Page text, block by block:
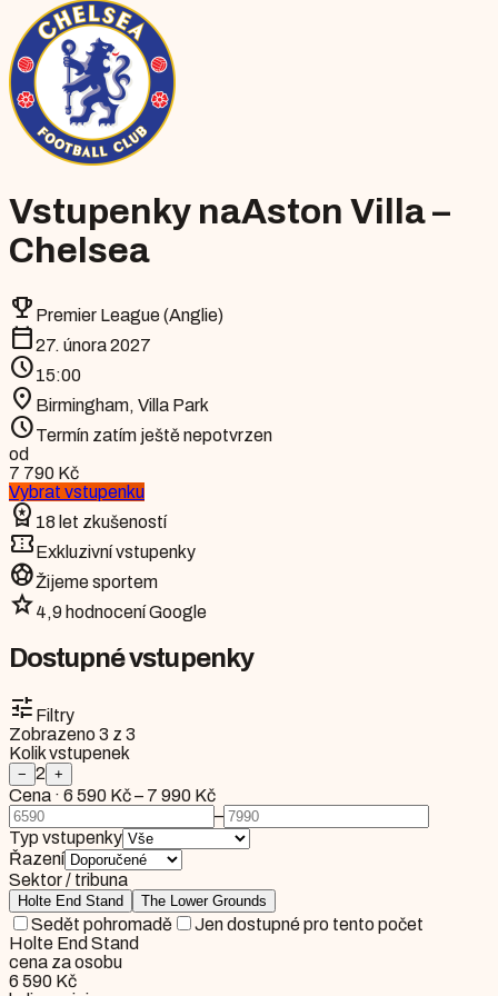
Vstupenky naAston Villa –
Chelsea
emoji_events Premier League (Anglie)
calendar_today27. února 2027
schedule15:00
location_on Birmingham, Villa Park
scheduleTermín zatím ještě nepotvrzen
od
7 790 Kč
Vybrat vstupenku
workspace_premium 18 let zkušeností
confirmation_numberExkluzivní vstupenky
sports_soccerŽijeme sportem
star4,9 hodnocení Google
Dostupné vstupenky
tune Filtry
Zobrazeno3 z 3
Kolik vstupenek
− 2 +
Cena · 6 590 Kč– 7 990 Kč
–
Typ vstupenky
Řazení
Sektor / tribuna
Holte End Stand The Lower Grounds
Sedět pohromadě
Jen dostupné pro tento počet
Holte End Stand
cena za osobu
6 590 Kč